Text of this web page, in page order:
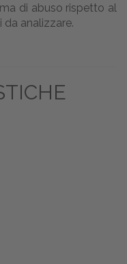
di abuso rispetto al
analizzare.